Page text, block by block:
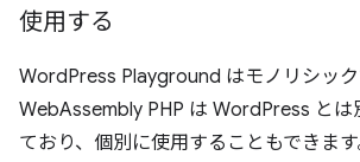
使用する
WordPress Playground はモノリシック
WebAssembly PHP は WordPress とは
ており、個別に使用することもできま